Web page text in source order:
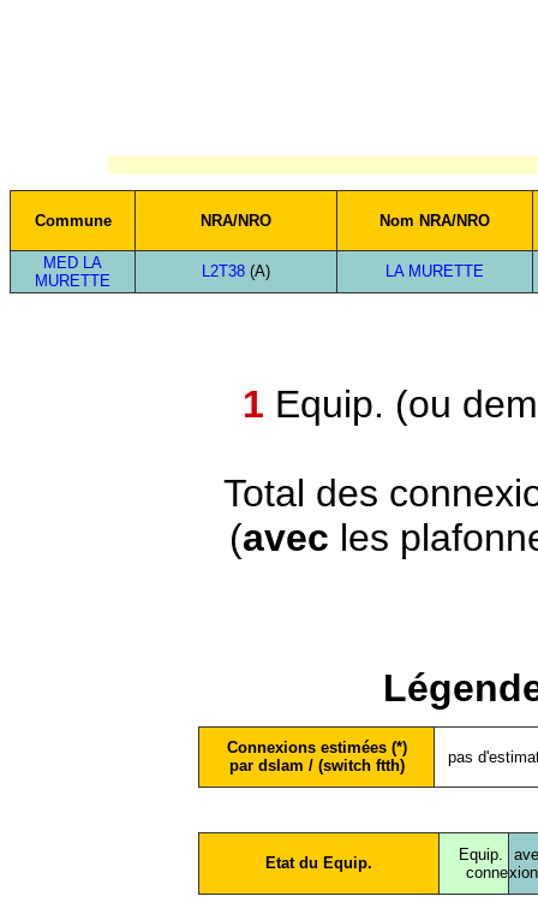
Commune NRA/NRO Nom NRA/NRO
MED LA
MURETTE
L2T38 (A) LA MURETTE
1 Equip. (ou
Total des
(avec les
Connexions estimées (*)
par dslam / (switch ftth)
pas
Etat du Equip.
Equip.
conne